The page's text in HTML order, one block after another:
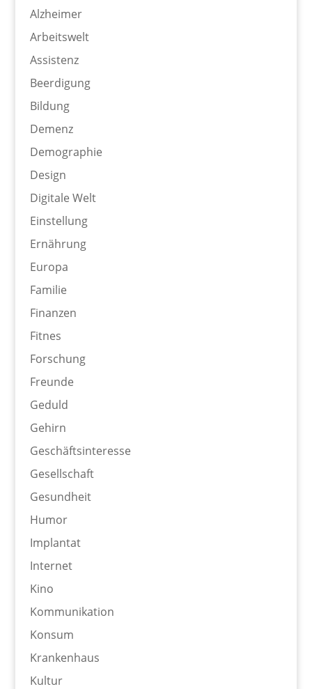
Alzheimer
Arbeitswelt
Assistenz
Beerdigung
Bildung
Demenz
Demographie
Design
Digitale Welt
Einstellung
Ernährung
Europa
Familie
Finanzen
Fitnes
Forschung
Freunde
Geduld
Gehirn
Geschäftsinteresse
Gesellschaft
Gesundheit
Humor
Implantat
Internet
Kino
Kommunikation
Konsum
Krankenhaus
Kultur